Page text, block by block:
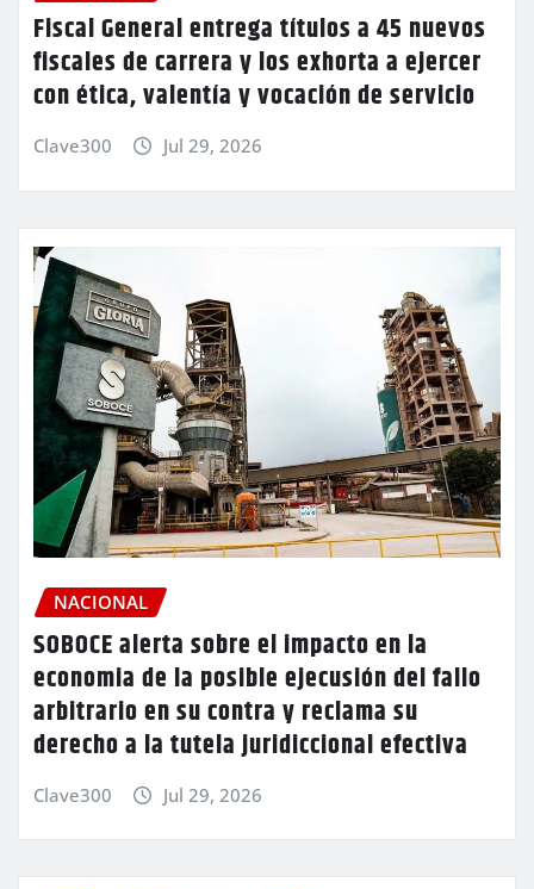
Fiscal General entrega títulos a 45 nuevos
fiscales de carrera y los exhorta a ejercer
con ética, valentía y vocación de servicio
Clave300 Jul 29, 2026
NACIONAL
SOBOCE alerta sobre el impacto en la
economia de la posible ejecusión del fallo
arbitrario en su contra y reclama su
derecho a la tutela juridiccional efectiva
Clave300 Jul 29, 2026